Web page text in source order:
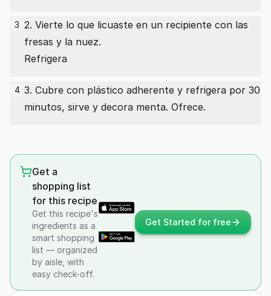
3 2. Vierte lo que licuaste en un recipiente con las
fresas y la nuez.
Refrigera
4 3. Cubre con plástico adherente y refrigera por 30
minutos, sirve y decora menta. Ofrece.
Get a
shopping list
for this recipe
Get this recipe's
ingredients as a
smart shopping
list — organized
by aisle, with
easy check-off.
Get Started for free